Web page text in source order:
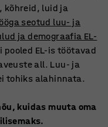
kõhreid, luid ja
seotud luu- ja
ja demograafia EL-
EL-is töötavad
all. Luu- ja
tohiks alahinnata.
kuidas muuta oma